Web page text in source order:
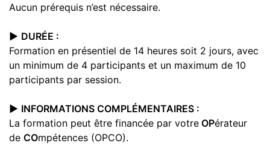
Aucun prérequis n’est nécessaire.
▶️ DURÉE :
Formation en présentiel de 14 heures soit 2 jours, avec
un minimum de 4 participants et un maximum de 10
participants par session.
▶️ INFORMATIONS COMPLÉMENTAIRES :
La formation peut être financée par votre OPérateur
de COmpétences (OPCO).